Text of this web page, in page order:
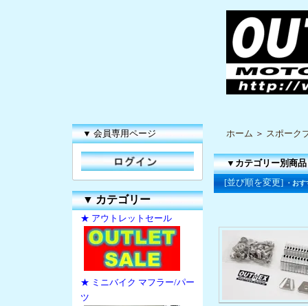
▼ 会員専用ページ
▼カテゴリー
★ アウトレットセール
★ ミニバイク マフラー/パー
ツ
ホーム ＞ スポーク
▼カテゴリー別商品
[並び順を変更]
・お